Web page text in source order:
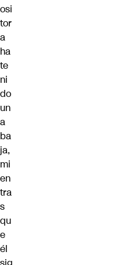
osi
tor
a
ha
te
ni
do
un
a
ba
ja,
mi
en
tra
s
qu
e
él